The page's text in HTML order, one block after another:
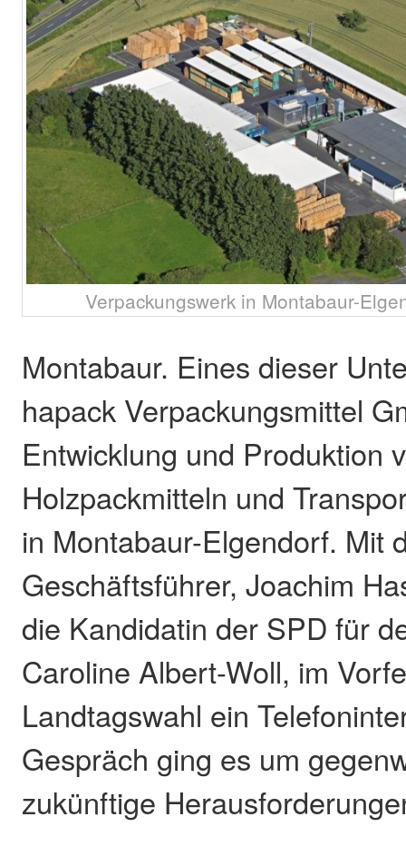
Verpackungswerk in Montabaur-
Montabaur. Eines dieser
hapack Verpackungsmittel
Entwicklung und Produktion
Holzpackmitteln und
in Montabaur-Elgendorf. Mit
Geschäftsführer, Joachim
die Kandidatin der SPD für
Caroline Albert-Woll, im
Landtagswahl ein
Gespräch ging es um
zukünftige